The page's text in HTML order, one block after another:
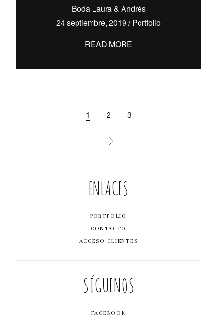
Boda Laura & Andrés
24 septiembre, 2019 /Portfolio
READ MORE
1 2 3
ENLACES
PORTFOLIO
CONTACTO
ACCESO CLIENTES
SÍGUENOS
FACEBOOK